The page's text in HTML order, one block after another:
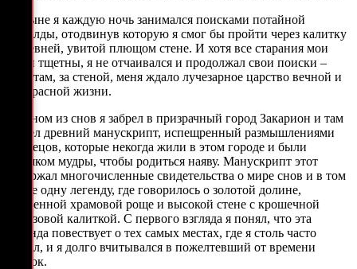
Отныне я каждую ночь занимался поисками потайной
щеколды, отодвинув которую я смог бы пройти через калитку
в древней, увитой плющом стене. И хотя все старания мои
были тщетны, я не отчаивался и продолжал свои поиски –
ведь там, за стеной, меня ждало лучезарное царство вечной и
прекрасной жизни.
В одном из снов я забрел в призрачный город Закарион и там
нашел древний манускрипт, испещренный размышлениями
мудрецов, которые некогда жили в этом городе и были
слишком мудры, чтобы родиться наяву. Манускрипт этот
содержал многочисленные свидетельства о мире снов и в том
числе одну легенду, где говорилось о золотой долине,
священной храмовой роще и высокой стене с крошечной
бронзовой калиткой. С первого взгляда я понял, что эта
легенда повествует о тех самых местах, где я столь часто
бывал, и я долго вчитывался в пожелтевший от времени
свиток.